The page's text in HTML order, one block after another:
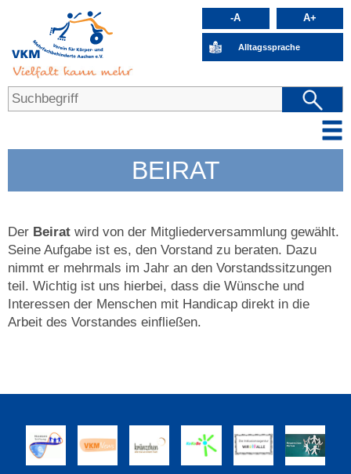
-A A+
Alltagssprache
BEIRAT
Der Beirat wird von der Mitgliederversammlung gewählt.
Seine Aufgabe ist es, den Vorstand zu beraten. Dazu
nimmt er mehrmals im Jahr an den Vorstandssitzungen
teil. Wichtig ist uns hierbei, dass die Wünsche und
Interessen der Menschen mit Handicap direkt in die
Arbeit des Vorstandes einfließen.